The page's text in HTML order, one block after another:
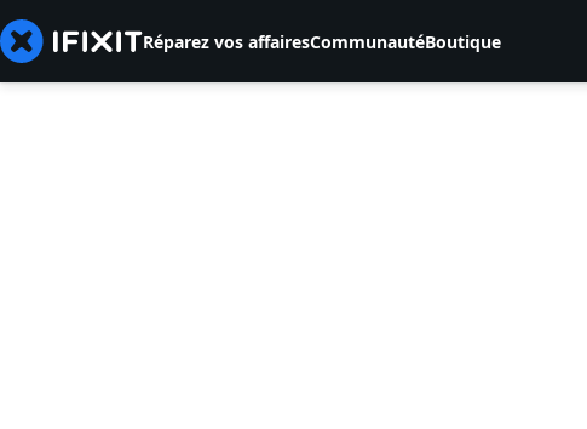
Réparez vos affairesCommunautéBoutique